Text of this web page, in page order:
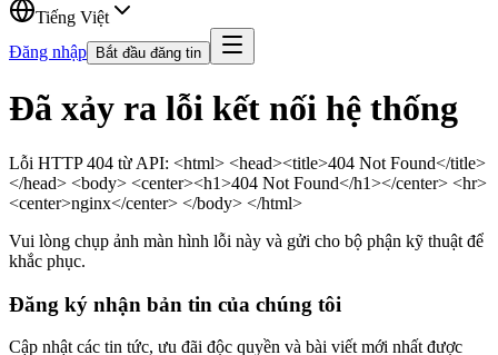
Tiếng Việt
Đăng nhập
Bắt đầu đăng tin
Đã xảy ra lỗi kết nối hệ thống
Lỗi HTTP 404 từ API: <html> <head><title>404 Not Found</title>
</head> <body> <center><h1>404 Not Found</h1></center> <hr>
<center>nginx</center> </body> </html>
Vui lòng chụp ảnh màn hình lỗi này và gửi cho bộ phận kỹ thuật để
khắc phục.
Đăng ký nhận bản tin của chúng tôi
Cập nhật các tin tức, ưu đãi độc quyền và bài viết mới nhất được